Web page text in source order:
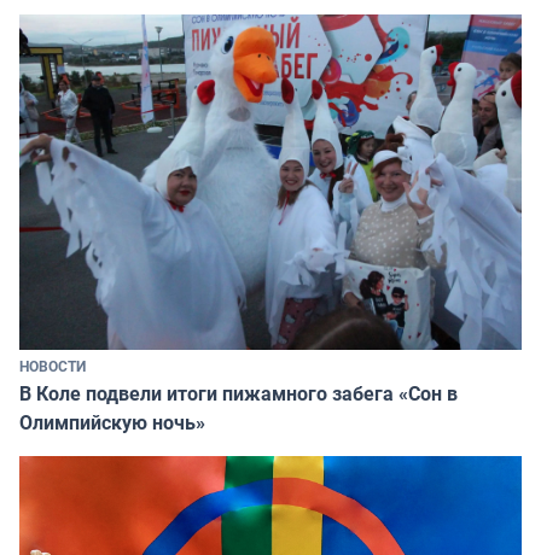
НОВОСТИ
В Коле подвели итоги пижамного забега «Сон в
Олимпийскую ночь»